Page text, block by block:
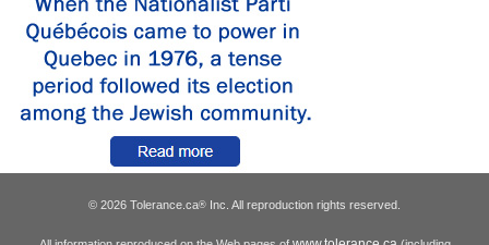
© 2026 Tolerance.ca® Inc. All reproduction rights reserved.